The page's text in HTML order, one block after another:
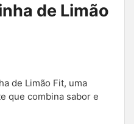
de Limão
de Limão Fit, uma
que combina sabor e